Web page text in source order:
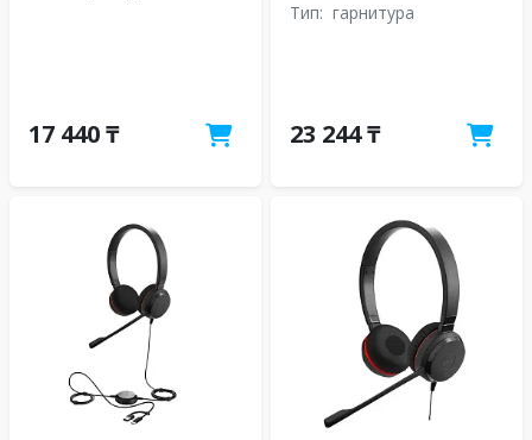
17 440 ₸
Тип: гарнитура
23 244 ₸